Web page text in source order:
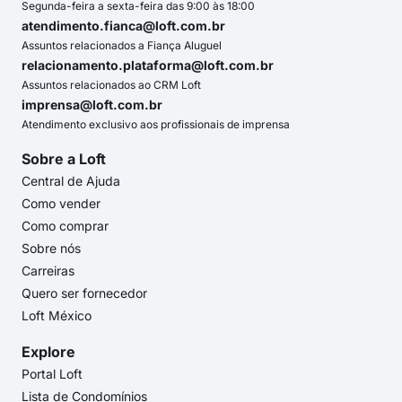
Segunda-feira a sexta-feira das 9:00 às 18:00
atendimento.fianca@loft.com.br
Assuntos relacionados a Fiança Aluguel
relacionamento.plataforma@loft.com.br
Assuntos relacionados ao CRM Loft
imprensa@loft.com.br
Atendimento exclusivo aos profissionais de imprensa
Sobre a Loft
Central de Ajuda
Como vender
Como comprar
Sobre nós
Carreiras
Quero ser fornecedor
Loft México
Explore
Portal Loft
Lista de Condomínios